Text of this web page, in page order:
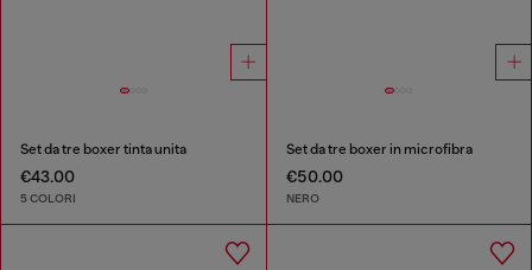
Set da tre boxer tinta unita
€43.00
5 COLORI
Set da tre boxer in microfibra
€50.00
NERO